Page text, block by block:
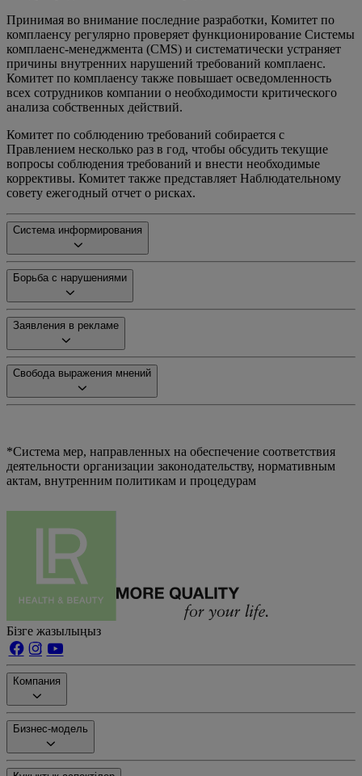
Принимая во внимание последние разработки, Комитет по
комплаенсу регулярно проверяет функционирование Системы
комплаенс-менеджмента (CMS) и систематически устраняет
причины внутренних нарушений требований комплаенс.
Комитет по комплаенсу также повышает осведомленность
всех сотрудников компании о необходимости критического
анализа собственных действий.
Комитет по соблюдению требований собирается с
Правлением несколько раз в год, чтобы обсудить текущие
вопросы соблюдения требований и внести необходимые
коррективы. Комитет также представляет Наблюдательному
совету ежегодный отчет о рисках.
Система информирования
Борьба с нарушениями
Заявления в рекламе
Свобода выражения мнений
*Система мер, направленных на обеспечение соответствия
деятельности организации законодательству, нормативным
актам, внутренним политикам и процедурам
Бізге жазылыңыз
Компания
Бизнес-модель